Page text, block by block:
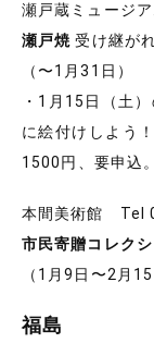
瀬戸蔵ミュージ
瀬戸焼 受け継が
（〜1月31日）
・1月15日（土
に絵付けしよう
1500円、要申込。
本間美術館 Tel
市民寄贈コレク
（1月9日〜2月15
福島